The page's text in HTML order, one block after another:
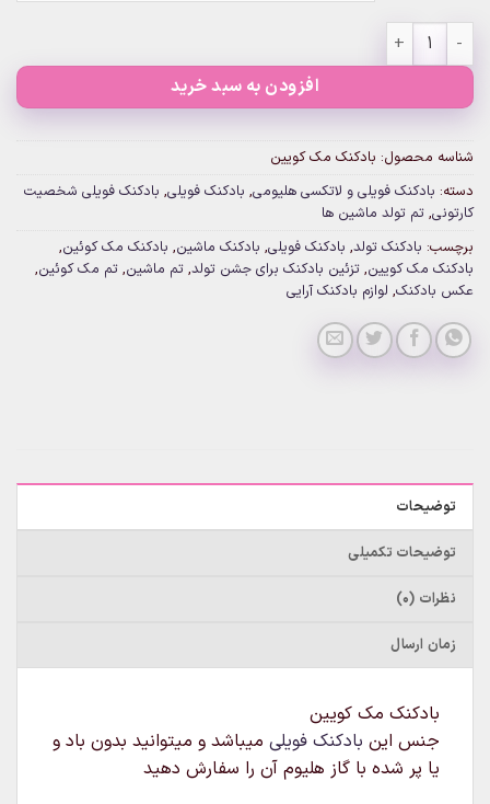
بادکنک مک کویین عدد
افزودن به سبد خرید
شناسه محصول: بادکنک مک کویین
دسته: بادکنک فویلی و لاتکسی هلیومی, بادکنک فویلی, بادکنک فویلی شخصیت
کارتونی, تم تولد ماشین ها
برچسب: بادکنک تولد, بادکنک فویلی, بادکنک ماشین, بادکنک مک کوئین,
بادکنک مک کویین, تزئین بادکنک برای جشن تولد, تم ماشین, تم مک کوئین,
عکس بادکنک, لوازم بادکنک آرایی
توضیحات
توضیحات تکمیلی
نظرات (0)
زمان ارسال
بادکنک مک کویین
جنس این بادکنک فویلی میباشد و میتوانید بدون باد و
یا پر شده با گاز هلیوم آن را سفارش دهید